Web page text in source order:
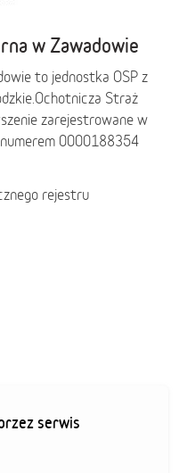
w Zawadowie
to jednostka OSP z
.Ochotnicza Straż
zarejestrowane w
0000188354
rejestru
serwis